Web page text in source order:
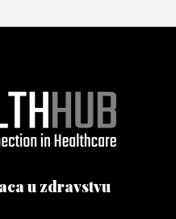
u zdravstvu